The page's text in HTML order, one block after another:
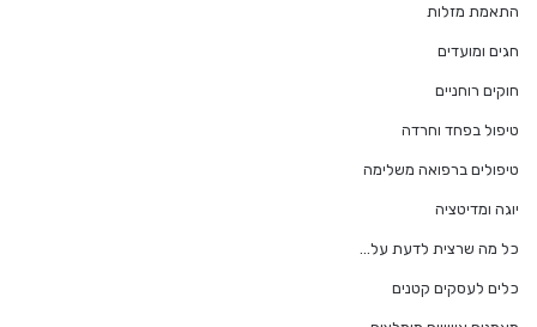
התאמת מזלות
חגים ומועדים
חוקים רוחניים
טיפול בפחד וחרדה
טיפולים ברפואה משלימה
יוגה ומדיטציה
כל מה שרצית לדעת על…
כלים לעסקים קטנים